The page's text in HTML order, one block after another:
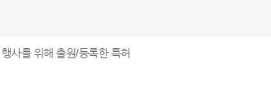
사를 위해 출원/등록한 특허